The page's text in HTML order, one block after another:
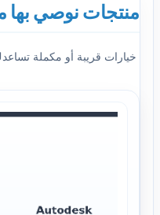
منتجات نوصي بها
خيارات قريبة أو مكملة